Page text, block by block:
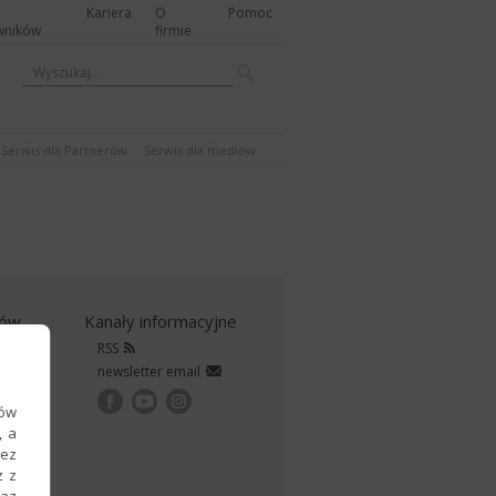
Kariera
O
firmie
Pomoc
Serwis dla Partnerów Serwis dla mediów
Kanały informacyjne
RSS
newsletter email
a
z